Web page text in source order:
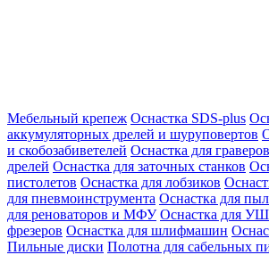
Мебельный крепеж Оснастка SDS-plus
аккумуляторных дрелей и шуруповертов
и скобозабиветелей Оснастка для граверов
дрелей Оснастка для заточных станков
пистолетов Оснастка для лобзиков
для пневмоинструмента Оснастка для
для реноваторов и МФУ Оснастка для
фрезеров Оснастка для шлифмашин
Пильные диски Полотна для сабельных